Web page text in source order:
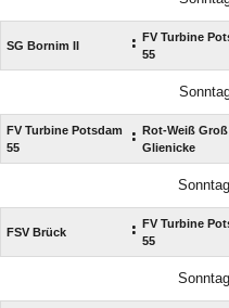
SG Bornim II : FV Turbine
55
FV Turbine Potsdam
55
: Rot-Weiß Groß
Glienicke
FSV Brück : FV Turbine
55